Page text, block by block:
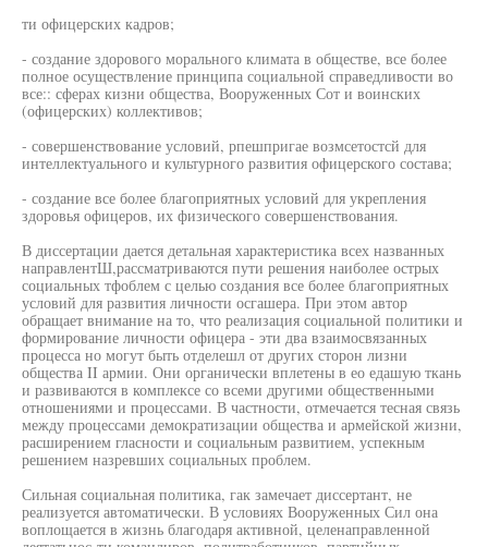
ти офицерских кадров;
- создание здорового морального климата в обществе, все более
полное осуществление принципа социальной справедливости во
все:: сферах кизни общества, Вооруженных Сот и воинских
(офицерских) коллективов;
- совершенствование условий, рпешпригае возмсетостсй для
интеллектуального и культурного развития офицерского состава;
- создание все более благоприятных условий для укрепления
здоровья офицеров, их физического совершенствования.
В диссертации дается детальная характеристика всех названных
направлентШ,рассматриваются пути решения наиболее острых
социальных тфоблем с целью создания все более благоприятных
условий для развития личности осгашера. При этом автор
обращает внимание на то, что реализация социальной политики и
формирование личности офицера - эти два взаимосвязанных
процесса но могут быть отделешл от других сторон лизни
общества II армии. Они органически вплетены в ео едашую ткань
и развиваются в комплексе со всеми другими общественными
отношениями и процессами. В частности, отмечается тесная связь
между процессами демократизации общества и армейской жизни,
расширением гласности и социальным развитием, успекным
решением назревших социальных проблем.
Сильная социальная политика, гак замечает диссертант, не
реализуется автоматически. В условиях Вооруженных Сил она
воплощается в жизнь благодаря активной, целенаправленной